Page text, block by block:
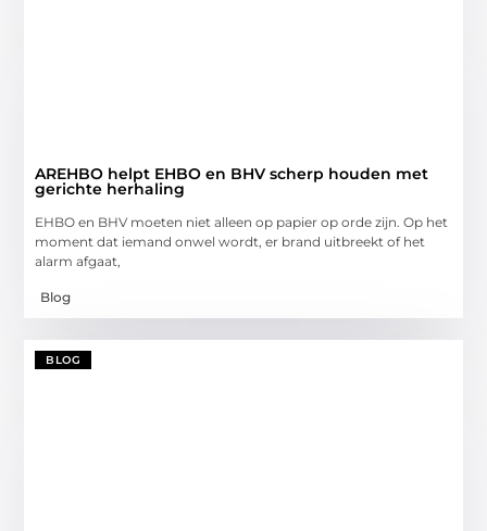
AREHBO helpt EHBO en BHV scherp houden met
gerichte herhaling
EHBO en BHV moeten niet alleen op papier op orde zijn. Op het
moment dat iemand onwel wordt, er brand uitbreekt of het
alarm afgaat,
Blog
BLOG